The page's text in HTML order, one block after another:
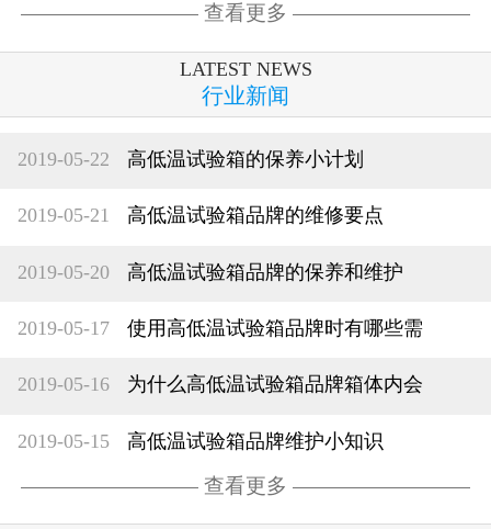
查看更多
LATEST NEWS
行业新闻
2019-05-22 高低温试验箱的保养小计划
2019-05-21 高低温试验箱品牌的维修要点
2019-05-20 高低温试验箱品牌的保养和维护
2019-05-17 使用高低温试验箱品牌时有哪些需
2019-05-16 为什么高低温试验箱品牌箱体内会
2019-05-15 高低温试验箱品牌维护小知识
查看更多